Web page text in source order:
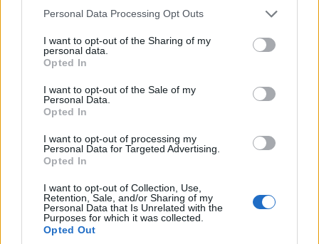
Please note that this website/app uses one or more Google
not limited to your visit or usage behaviour. You may click to
grant or deny consent to Google and its third-party tags to
use your data for below specified purposes in below Google
consent section.
Personal Data Processing Opt Outs
I want to opt-out of the Sharing of my
personal data.
Opted In
I want to opt-out of the Sale of my
Personal Data.
Opted In
I want to opt-out of processing my
Personal Data for Targeted Advertising.
Opted In
I want to opt-out of Collection, Use,
Retention, Sale, and/or Sharing of my
Personal Data that Is Unrelated with the
Purposes for which it was collected.
Opted Out